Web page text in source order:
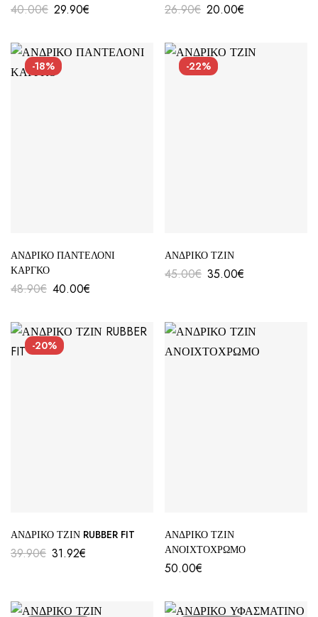
40.00€ 29.90€ 26.90€ 20.00€
-18%
ΑΝΔΡΙΚΟ ΠΑΝΤΕΛΟΝΙ
ΚΑΡΓΚΟ
48.90€ 40.00€
-22%
ΑΝΔΡΙΚΟ ΤΖΙΝ
45.00€ 35.00€
-20%
ΑΝΔΡΙΚΟ ΤΖΙΝ RUBBER FIT
39.90€ 31.92€
ΑΝΔΡΙΚΟ ΤΖΙΝ
ΑΝΟΙΧΤΟΧΡΩΜΟ
50.00€